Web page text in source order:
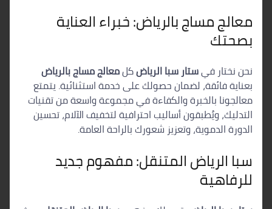
معالج مساج بالرياض: خبراء العناية
بصحتك
نحن نختار فيستار سبا الرياضكلمعالج مساج بالرياض
بعناية فائقة، لضمان حصولك على خدمة استثنائية. يتمتع
معالجونا بالخبرة والكفاءة في مجموعة واسعة من تقنيات
التدليك، ويُطبقون أساليب احترافية لتخفيف الآلام، تحسين
الدورة الدموية، وتعزيز شعورك بالراحة العامة.
سبا الرياض المتنقل: مفهوم جديد
للرفاهية